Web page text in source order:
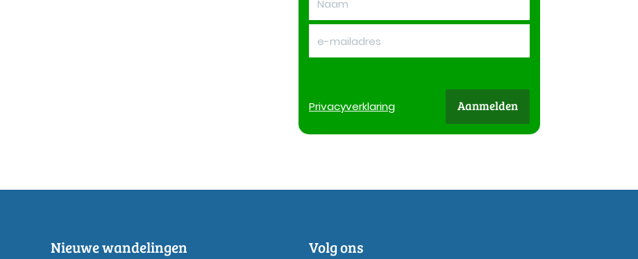
Privacyverklaring Aanmelden
Nieuwe wandelingen Volg ons